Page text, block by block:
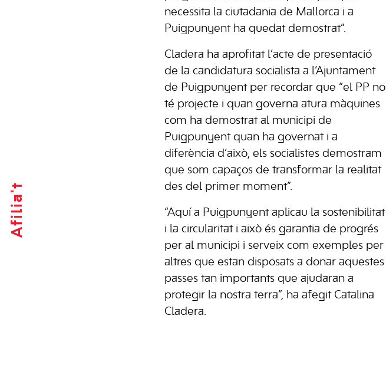
Afilia't
necessita la ciutadania de Mallorca i a
Puigpunyent ha quedat demostrat”.
Cladera ha aprofitat l’acte de presentació
de la candidatura socialista a l’Ajuntament
de Puigpunyent per recordar que “el PP no
té projecte i quan governa atura màquines
com ha demostrat al municipi de
Puigpunyent quan ha governat i a
diferència d’això, els socialistes demostram
que som capaços de transformar la realitat
des del primer moment”.
“Aquí a Puigpunyent aplicau la sostenibilitat
i la circularitat i això és garantia de progrés
per al municipi i serveix com exemples per
altres que estan disposats a donar aquestes
passes tan importants que ajudaran a
protegir la nostra terra”, ha afegit Catalina
Cladera.